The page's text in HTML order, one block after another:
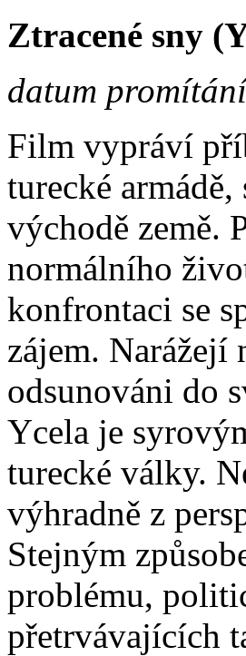
Ztracené sny
datum
Film vypráví
turecké
východě země.
normálního
konfrontaci se
zájem. Narážejí
odsunováni do
Ycela je
turecké války.
výhradně z
Stejným
problému,
přetrvávajících